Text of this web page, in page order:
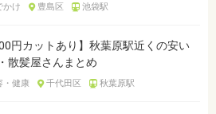
かけ 豊島区 池袋駅
円カットあり】秋葉原駅近くの安い
散髪屋さんまとめ
・健康 千代田区 秋葉原駅